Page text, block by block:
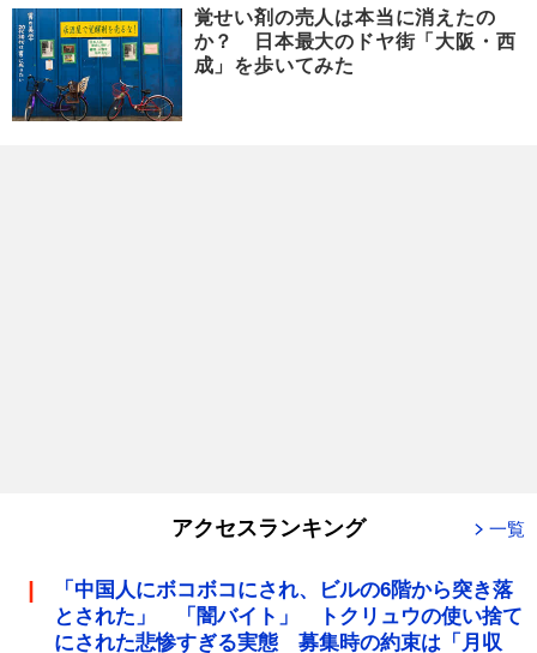
覚せい剤の売人は本当に消えたの
か？ 日本最大のドヤ街「大阪・西
成」を歩いてみた
アクセスランキング 一覧
「中国人にボコボコにされ、ビルの6階から突き落
とされた」 「闇バイト」 トクリュウの使い捨て
にされた悲惨すぎる実態 募集時の約束は「月収